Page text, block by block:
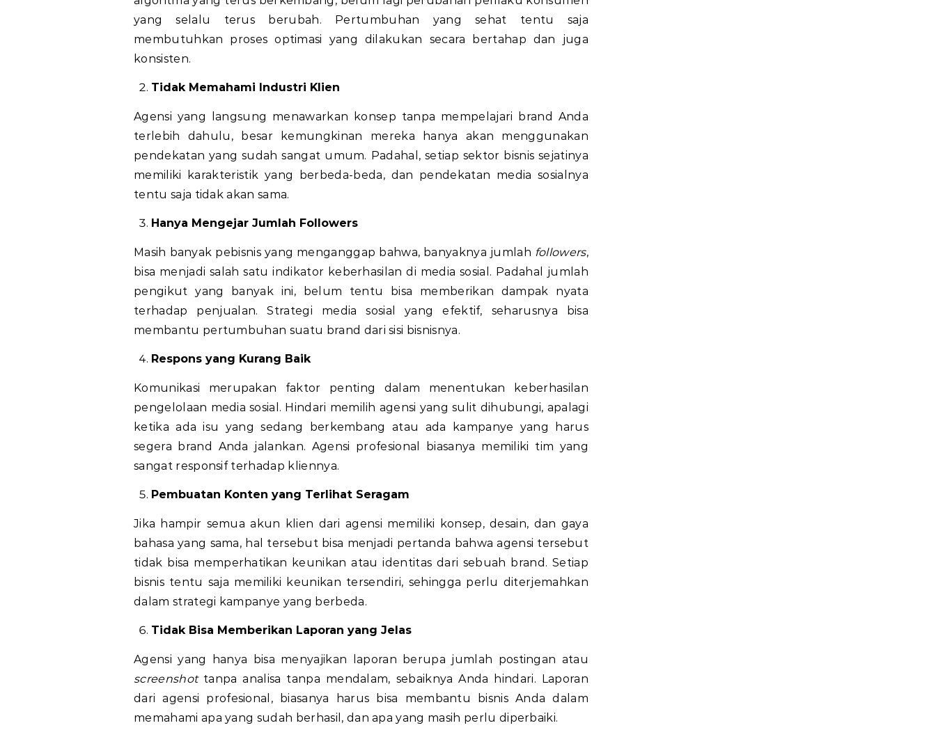
yang selalu terus berubah. Pertumbuhan yang sehat tentu saja
membutuhkan proses optimasi yang dilakukan secara bertahap dan juga
konsisten.
Tidak Memahami Industri Klien
Agensi yang langsung menawarkan konsep tanpa mempelajari brand Anda
terlebih dahulu, besar kemungkinan mereka hanya akan menggunakan
pendekatan yang sudah sangat umum. Padahal, setiap sektor bisnis sejatinya
memiliki karakteristik yang berbeda-beda, dan pendekatan media sosialnya
tentu saja tidak akan sama.
Hanya Mengejar Jumlah Followers
Masih banyak pebisnis yang menganggap bahwa, banyaknya jumlah followers,
bisa menjadi salah satu indikator keberhasilan di media sosial. Padahal jumlah
pengikut yang banyak ini, belum tentu bisa memberikan dampak nyata
terhadap penjualan. Strategi media sosial yang efektif, seharusnya bisa
membantu pertumbuhan suatu brand dari sisi bisnisnya.
Respons yang Kurang Baik
Komunikasi merupakan faktor penting dalam menentukan keberhasilan
pengelolaan media sosial. Hindari memilih agensi yang sulit dihubungi, apalagi
ketika ada isu yang sedang berkembang atau ada kampanye yang harus
segera brand Anda jalankan. Agensi profesional biasanya memiliki tim yang
sangat responsif terhadap kliennya.
Pembuatan Konten yang Terlihat Seragam
Jika hampir semua akun klien dari agensi memiliki konsep, desain, dan gaya
bahasa yang sama, hal tersebut bisa menjadi pertanda bahwa agensi tersebut
tidak bisa memperhatikan keunikan atau identitas dari sebuah brand. Setiap
bisnis tentu saja memiliki keunikan tersendiri, sehingga perlu diterjemahkan
dalam strategi kampanye yang berbeda.
Tidak Bisa Memberikan Laporan yang Jelas
Agensi yang hanya bisa menyajikan laporan berupa jumlah postingan atau
screenshot tanpa analisa tanpa mendalam, sebaiknya Anda hindari. Laporan
dari agensi profesional, biasanya harus bisa membantu bisnis Anda dalam
memahami apa yang sudah berhasil, dan apa yang masih perlu diperbaiki.